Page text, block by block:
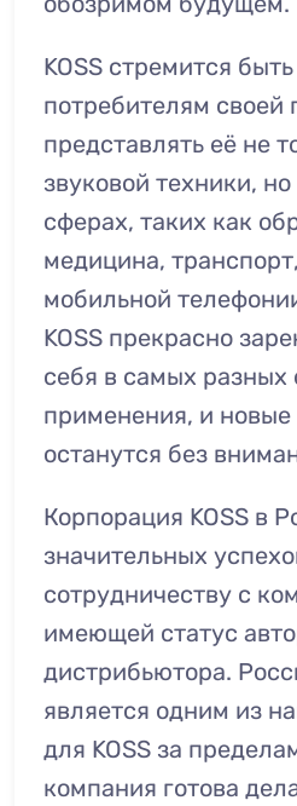
KOSS стремится
потребителям своей
представлять её не
звуковой техники,
сферах, таких как
медицина,
мобильной
KOSS прекрасно
себя в самых разных
применения, и
останутся без
Корпорация KOSS в
значительных
сотрудничеству с
имеющей статус
дистрибьютора.
является одним из
для KOSS за
компания готова